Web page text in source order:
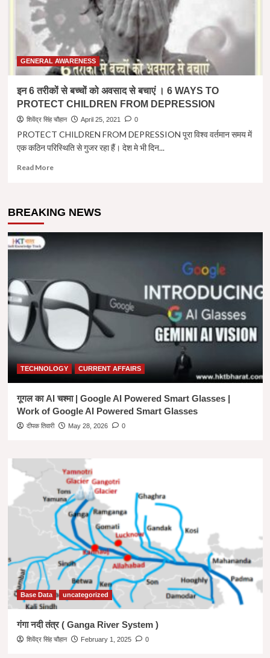
GENERAL AWARENESS
इन 6 तरीकों से बच्चों को अवसाद से बचाएं । 6 WAYS TO
PROTECT CHILDREN FROM DEPRESSION
शिवेंद्र सिंह चौहान April 25, 2021 0
PROTECT CHILDREN FROM DEPRESSION पूरा विश्व वर्तमान समय में
एक कठिन परिस्थिति से गुजर रहा हैं। देश मे भी दिन...
Read MoreRead
6
से
से
।
PROTECT
CHILDREN
FROM
DEPRESSION
BREAKING NEWS
TECHNOLOGY CURRENT AFFAIRS
गूगल का AI चश्मा | Google AI Powered Smart Glasses |
Work of Google AI Powered Smart Glasses
दीपक तिवारी May 28, 2026 0
Base Data uncategorized
गंगा नदी तंत्र ( Ganga River System )
शिवेंद्र सिंह चौहान February 1, 2025 0